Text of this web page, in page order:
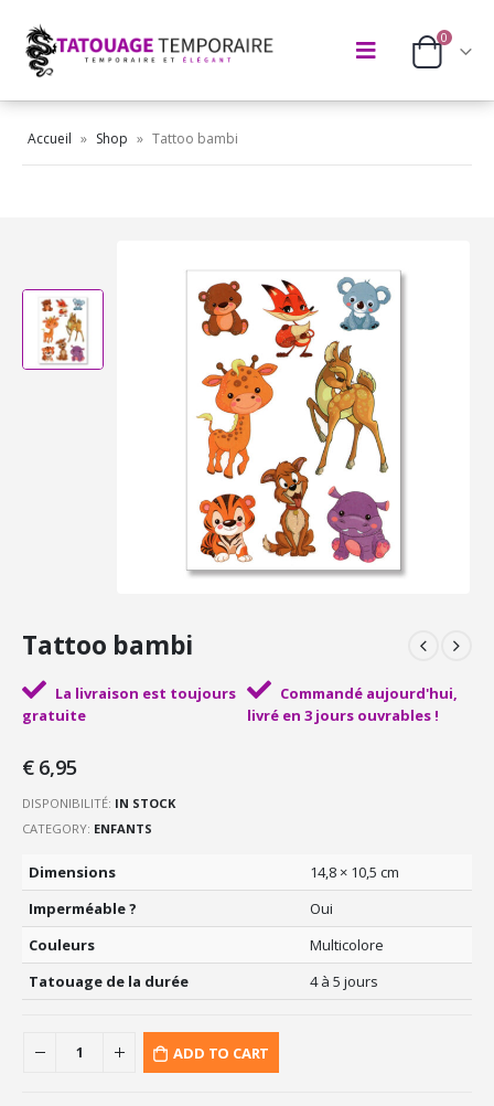
0
Accueil » Shop » Tattoo bambi
Tattoo bambi
La livraison est toujours
gratuite
Commandé aujourd'hui,
livré en 3 jours ouvrables !
€6,95
DISPONIBILITÉ: IN STOCK
CATEGORY: ENFANTS
Dimensions
14,8 × 10,5 cm
Imperméable ?
Oui
Couleurs
Multicolore
Tatouage de la durée
4 à 5 jours
ADD TO CART